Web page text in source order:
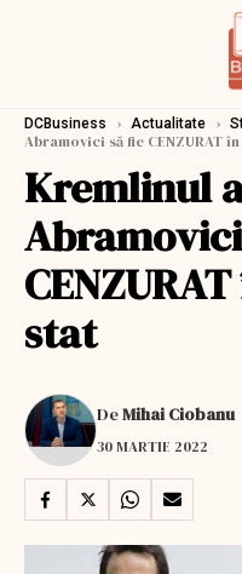
DCBusiness › Actualitate ›
Abramovici să fie CENZURAT
Kremlinul
stat
DeMihai Ciobanu
30 MARTIE 2022